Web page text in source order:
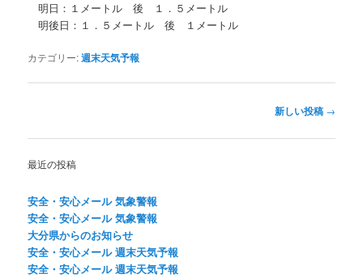
明日：１メートル 後 １．５メートル
明後日：１．５メートル 後 １メートル
カテゴリー:週末天気予報
ナ
ビ
ー
シ
ョ
ン
新しい投稿 →
最近の投稿
安全・安心メール 気象警報
安全・安心メール 気象警報
大分県からのお知らせ
安全・安心メール 週末天気予報
安全・安心メール 週末天気予報